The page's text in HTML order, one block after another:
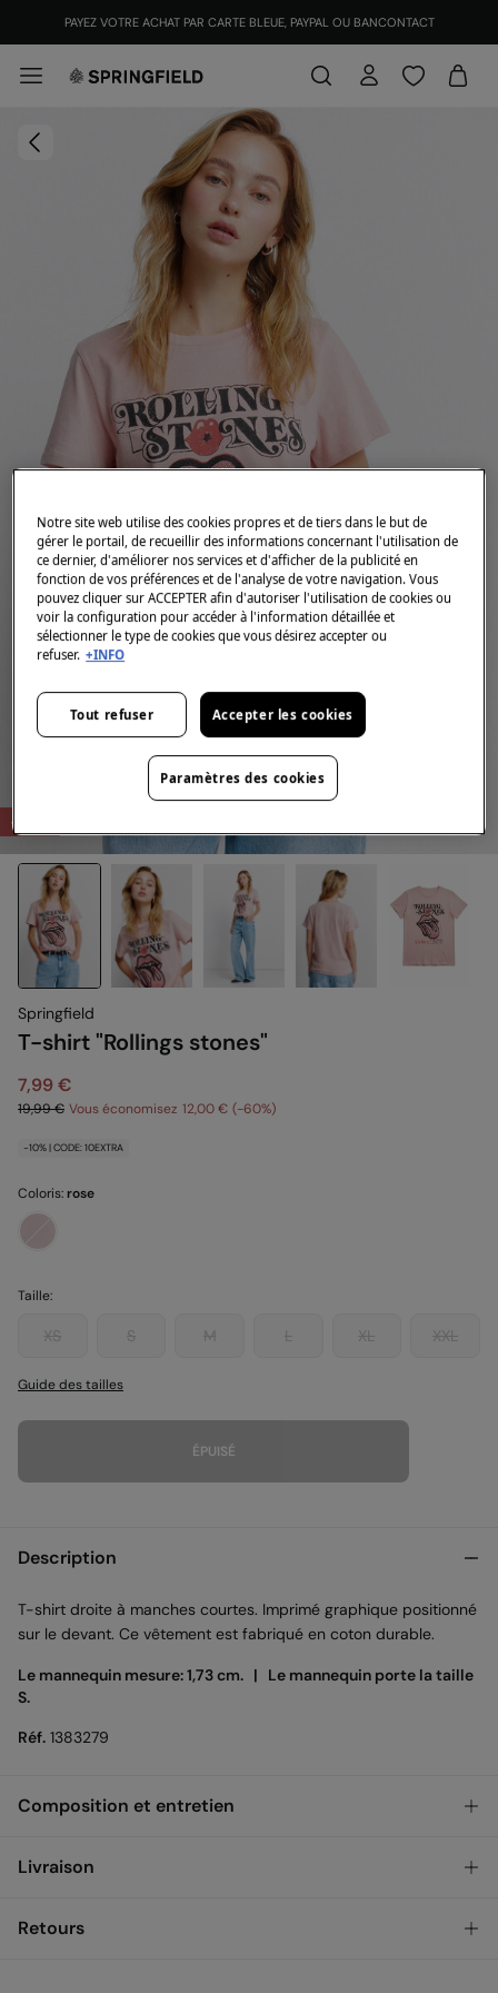
PAYEZ VOTRE ACHAT PAR CARTE BLEUE, PAYPAL OU BANCONTACT
-60%
Springfield
T-shirt "Rollings stones"
7,99 €
19,99 € Vous économisez 12,00 € 60
-10% | CODE: 10EXTRA
Coloris:rose
Taille:
XS S M L XL XXL
Guide des tailles
ÉPUISÉ
Description
T-shirt droite à manches courtes. Imprimé graphique positionné
sur le devant. Ce vêtement est fabriqué en coton durable.
Le mannequin mesure: 1,73 cm. | Le mannequin porte la taille
S.
Réf. 1383279
Composition et entretien
Composition
Entretien
Livraison
Retours
Notre site web utilise des cookies propres et de tiers dans le but de
gérer le portail, de recueillir des informations concernant l'utilisation de
ce dernier, d'améliorer nos services et d'afficher de la publicité en
fonction de vos préférences et de l'analyse de votre navigation. Vous
pouvez cliquer sur ACCEPTER afin d'autoriser l'utilisation de cookies ou
voir la configuration pour accéder à l'information détaillée et
sélectionner le type de cookies que vous désirez accepter ou
refuser. +INFO
Tout refuser Accepter les cookies
Paramètres des cookies